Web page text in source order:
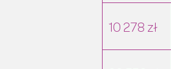
10 278 zł